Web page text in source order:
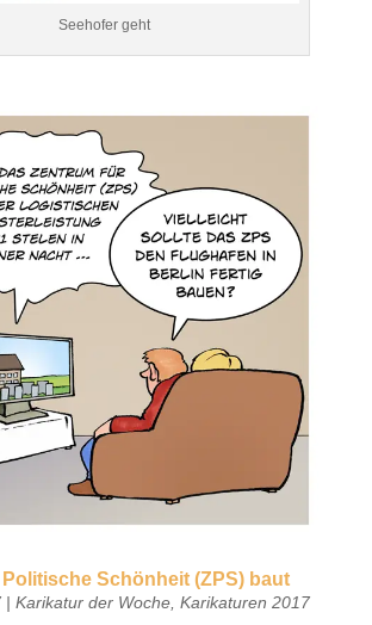
Seehofer geht
Schönheit (ZPS) baut
| Karikatur der Woche, Karikaturen 2017